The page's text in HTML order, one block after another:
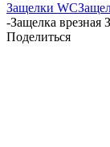
Защелки WC
-Защелка врезная
Поделиться